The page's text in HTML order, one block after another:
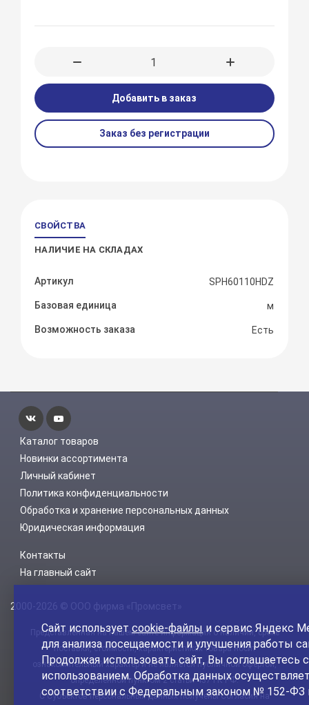
Добавить в заказ
Заказ без регистрации
СВОЙСТВА
НАЛИЧИЕ НА СКЛАДАХ
Артикул SPH60110HDZ
Базовая единица м
Возможность заказа Есть
Каталог товаров
Новинки ассортимента
Личный кабинет
Политика конфиденциальности
Обработка и хранение персональных данных
Юридическая информация
Контакты
На главный сайт
2000-2026 © ООО фирма «Промсвет»
Представленная на нашем сайте информация о наличии, сроке
поставки, стоимости, характеристиках товара носит
ознакомительный характер и не является публичной офертой,
определенной пунктом 2 статьи 437 ГК РФ.
С Субъектов персональных данных получены Согласия на
Сайт используетcookie-файлы и сервис Яндекс
для анализа посещаемости и улучшения работы
Продолжая использовать сайт, Вы соглашаетесь
использованием. Обработка данных
соответствии с Федеральным законом № 152-ФЗ